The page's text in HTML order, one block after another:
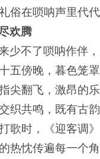
俗在唢呐声里代
欢腾
少不了唢呐作伴
五傍晚，暮色笼
尖翻飞，激昂的
织共鸣，既有古
歌时，《迎客调
热忱传遍每一个